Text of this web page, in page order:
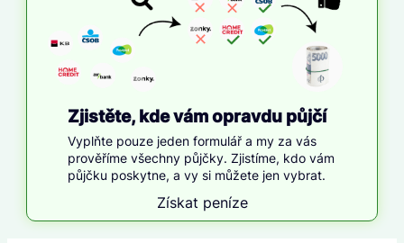
Zjistěte, kde vám opravdu půjčí
Vyplňte pouze jeden formulář a my za vás
prověříme všechny půjčky. Zjistíme, kdo vám
půjčku poskytne, a vy si můžete jen vybrat.
Získat peníze